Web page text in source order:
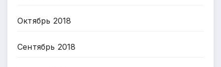
Октябрь 2018
Сентябрь 2018